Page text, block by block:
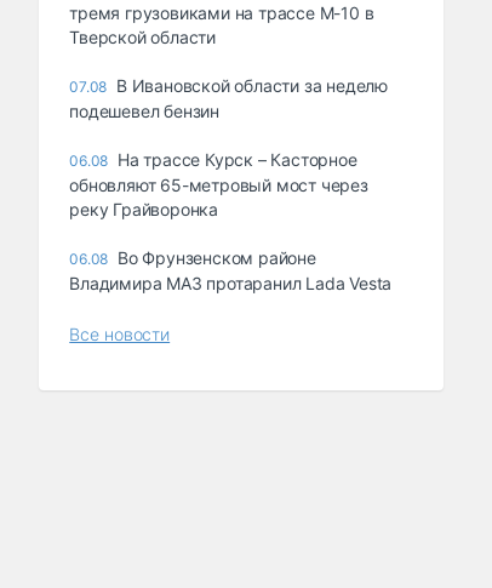
тремя грузовиками на трассе М-10 в
Тверской области
07.08 В Ивановской области за неделю
подешевел бензин
06.08 На трассе Курск – Касторное
обновляют 65-метровый мост через
реку Грайворонка
06.08 Во Фрунзенском районе
Владимира МАЗ протаранил Lada Vesta
Все новости